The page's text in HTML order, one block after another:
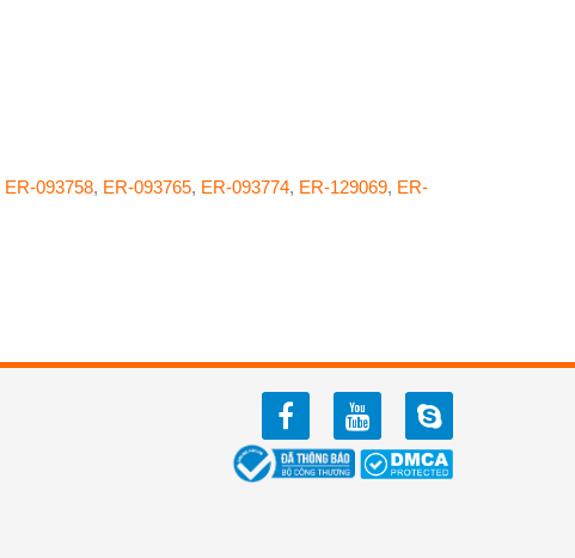
ER-093758, ER-093765, ER-093774, ER-129069, ER-
facebookyoutube zalo